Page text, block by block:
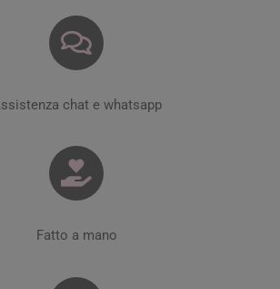
chat e whatsapp
Fatto a mano